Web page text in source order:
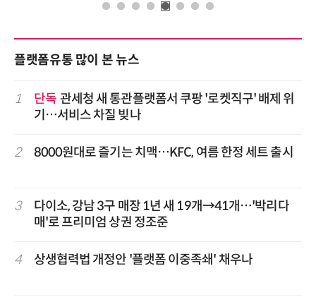
플랫폼유통 많이 본 뉴스
1 단독 관세청 새 통관플랫폼서 쿠팡 '로켓직구' 배제 위
기…서비스 차질 빚나
2 8000원대로 즐기는 치맥…KFC, 여름 한정 세트 출시
3
다이소, 강남 3구 매장 1년 새 19개→41개…'박리다
매'로 프리미엄 상권 정조준
4 상생협력법 개정안 '플랫폼 이중족쇄' 채우나